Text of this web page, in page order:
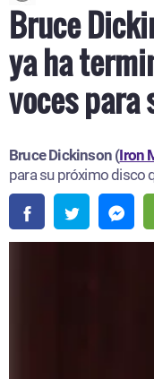
Bruce
ya ha
voces para
Bruce Dickinson (Iron
para su próximo disco